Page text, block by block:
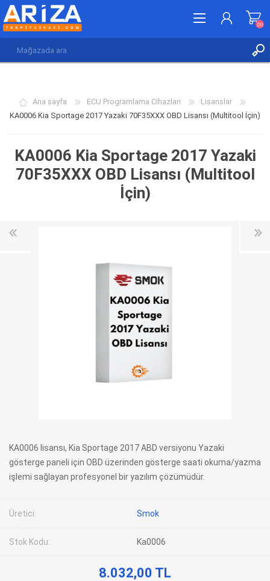
(0)
(0)
Ana sayfa ECU Programlama Cihazları
Lisanslar
KA0006 Kia Sportage 2017 Yazaki 70F35XXX OBD Lisansı (Multitool İçin)
KA0006 Kia Sportage 2017 Yazaki
70F35XXX OBD Lisansı (Multitool
İçin)
KA0006 lisansı, Kia Sportage 2017 ABD versiyonu Yazaki
gösterge paneli için OBD üzerinden gösterge saati okuma/yazma
işlemi sağlayan profesyonel bir yazılım çözümüdür.
Üretici: Smok
Stok Kodu: Ka0006
8.032,00 TL